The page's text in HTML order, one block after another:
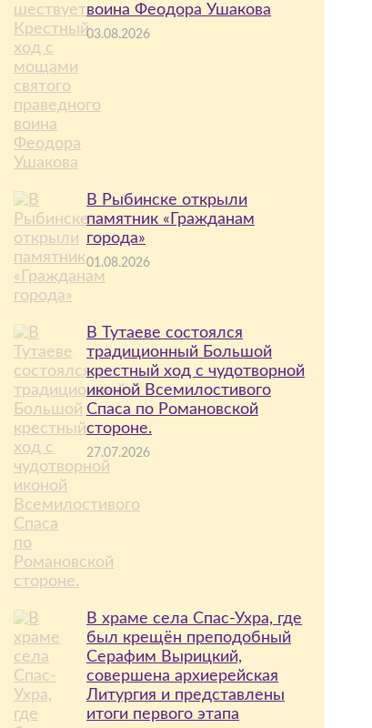
воина Феодора Ушакова
03.08.2026
В Рыбинске открыли
памятник «Гражданам
города»
01.08.2026
В Тутаеве состоялся
традиционный Большой
крестный ход с чудотворной
иконой Всемилостивого
Спаса по Романовской
стороне.
27.07.2026
В храме села Спас-Ухра, где
был крещён преподобный
Серафим Вырицкий,
совершена архиерейская
Литургия и представлены
итоги первого этапа